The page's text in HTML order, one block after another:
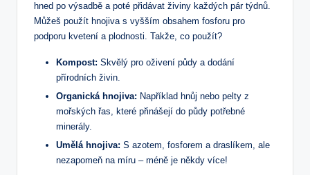
hned po výsadbě a poté přidávat živiny každých pár týdnů.
Můžeš použít hnojiva s vyšším obsahem fosforu pro
podporu kvetení a plodnosti. Takže, co použít?
Kompost: Skvělý pro oživení půdy a dodání
přírodních živin.
Organická hnojiva: Například hnůj nebo pelty z
mořských řas, které přinášejí do půdy potřebné
minerály.
Umělá hnojiva: S azotem, fosforem a draslíkem, ale
nezapomeň na míru – méně je někdy více!